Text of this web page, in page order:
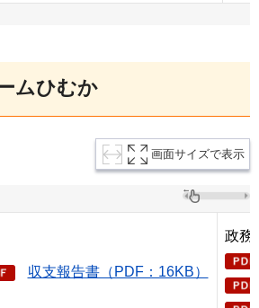
ムひむか
画面サイズで表示
収支報告書（PDF：16KB）
政務